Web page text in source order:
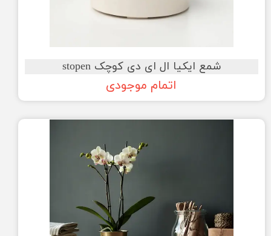
شمع ایکیا ال ای دی کوچک stopen
اتمام موجودی